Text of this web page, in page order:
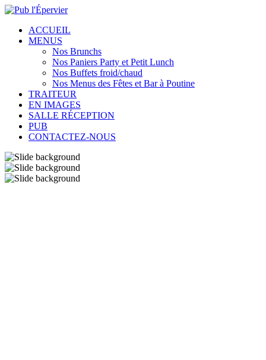
ACCUEIL
MENUS
Nos Brunchs
Nos Paniers Party et Petit Lunch
Nos Buffets froid/chaud
Nos Menus des Fêtes et Bar à Poutine
TRAITEUR
EN IMAGES
SALLE RÉCEPTION
PUB
CONTACTEZ-NOUS